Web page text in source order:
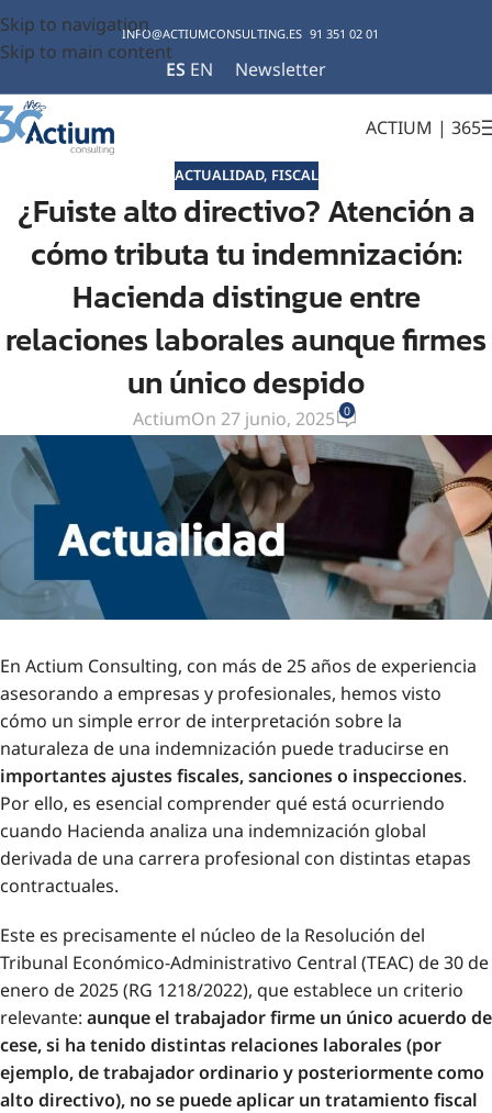
Skip to navigation
Skip to main content
INFO@ACTIUMCONSULTING.ES 91 351 02 01
ES EN Newsletter
ACTIUM | 365
ACTUALIDAD, FISCAL
¿Fuiste alto directivo? Atención a
cómo tributa tu indemnización:
Hacienda distingue entre
relaciones laborales aunque firmes
un único despido
ActiumOn 27 junio, 2025 0
En Actium Consulting, con más de 25 años de experiencia
asesorando a empresas y profesionales, hemos visto
cómo un simple error de interpretación sobre la
naturaleza de una indemnización puede traducirse en
importantes ajustes fiscales, sanciones o inspecciones.
Por ello, es esencial comprender qué está ocurriendo
cuando Hacienda analiza una indemnización global
derivada de una carrera profesional con distintas etapas
contractuales.
Este es precisamente el núcleo de la Resolución del
Tribunal Económico-Administrativo Central (TEAC) de 30 de
enero de 2025 (RG 1218/2022), que establece un criterio
relevante: aunque el trabajador firme un único acuerdo de
cese, si ha tenido distintas relaciones laborales (por
ejemplo, de trabajador ordinario y posteriormente como
alto directivo), no se puede aplicar un tratamiento fiscal